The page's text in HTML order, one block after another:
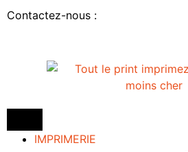
Contactez-nous :
IMPRIMERIE